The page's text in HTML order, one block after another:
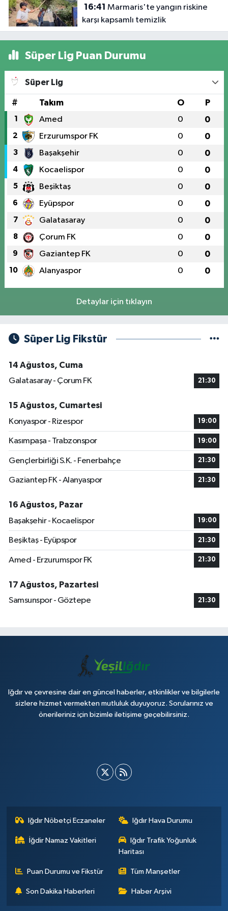
16:41
karşı kapsamlı temizlik
Süper Lig Puan Durumu
Süper Lig
# Takım O P
1 Amed 0 0
2 Erzurumspor FK 0 0
3 Başakşehir 0 0
4 Kocaelispor 0 0
5 Beşiktaş 0 0
6 Eyüpspor 0 0
7 Galatasaray 0 0
8 Çorum FK 0 0
9 Gaziantep FK 0 0
10 Alanyaspor 0 0
Detaylar için tıklayın
Süper Lig Fikstür
14 Ağustos, Cuma
Galatasaray - Çorum FK
21:30
15 Ağustos, Cumartesi
Konyaspor - Rizespor
19:00
Kasımpaşa - Trabzonspor 19:00
Gençlerbirliği S.K. - Fenerbahçe 21:30
Gaziantep FK - Alanyaspor 21:30
16 Ağustos, Pazar
Başakşehir - Kocaelispor
19:00
Beşiktaş - Eyüpspor 21:30
Amed - Erzurumspor FK 21:30
17 Ağustos, Pazartesi
Samsunspor - Göztepe
21:30
Iğdır ve çevresine dair en güncel haberler, etkinlikler ve bilgilerle
sizlere hizmet vermekten mutluluk duyuyoruz. Sorularınız ve
önerileriniz için bizimle iletişime geçebilirsiniz.
Iğdır Nöbetçi Eczaneler Iğdır Hava Durumu
İğdir Namaz Vakitleri
Iğdır Trafik Yoğunluk
Haritası
Puan Durumu ve Fikstür Tüm Manşetler
Son Dakika Haberleri Haber Arşivi